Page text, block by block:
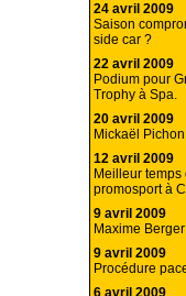
24 avril 2009
Saison
side car ?
22 avril 2009
Podium pour
Trophy à Spa.
20 avril 2009
Mickaël
12 avril 2009
Meilleur
promosport à
9 avril 2009
Maxime
9 avril 2009
Procédure
6 avril 2009